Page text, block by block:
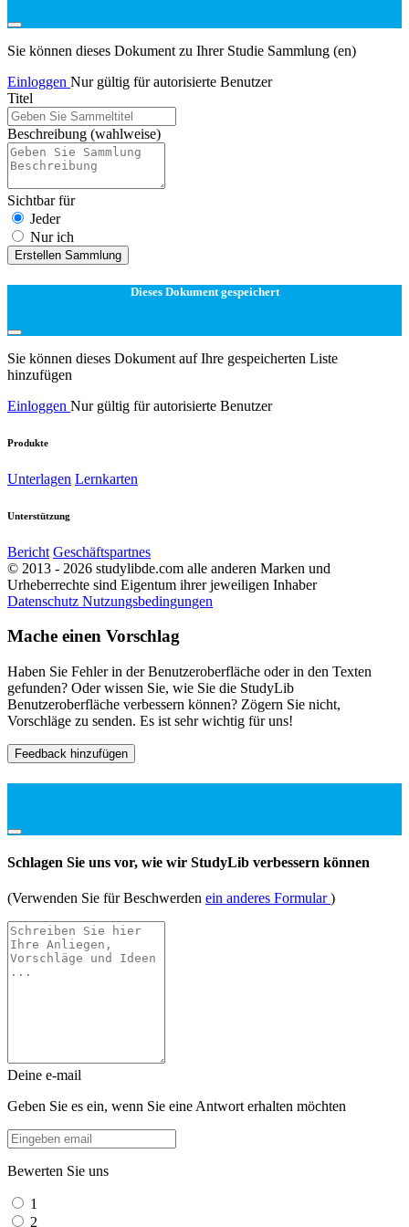
Sie können dieses Dokument zu Ihrer Studie Sammlung (en)
Einloggen Nur gültig für autorisierte Benutzer
Titel
Beschreibung (wahlweise)
Sichtbar für
Jeder
Nur ich
Erstellen Sammlung
Dieses Dokument gespeichert
Sie können dieses Dokument auf Ihre gespeicherten Liste
hinzufügen
Einloggen Nur gültig für autorisierte Benutzer
Produkte
Unterlagen Lernkarten
Unterstützung
Bericht Geschäftspartnes
© 2013 - 2026 studylibde.com alle anderen Marken und
Urheberrechte sind Eigentum ihrer jeweiligen Inhaber
Datenschutz Nutzungsbedingungen
Mache einen Vorschlag
Haben Sie Fehler in der Benutzeroberfläche oder in den Texten
gefunden? Oder wissen Sie, wie Sie die StudyLib
Benutzeroberfläche verbessern können? Zögern Sie nicht,
Vorschläge zu senden. Es ist sehr wichtig für uns!
Feedback hinzufügen
Schlagen Sie uns vor, wie wir StudyLib verbessern können
(Verwenden Sie für Beschwerden ein anderes Formular)
Deine e-mail
Geben Sie es ein, wenn Sie eine Antwort erhalten möchten
Bewerten Sie uns
1
2